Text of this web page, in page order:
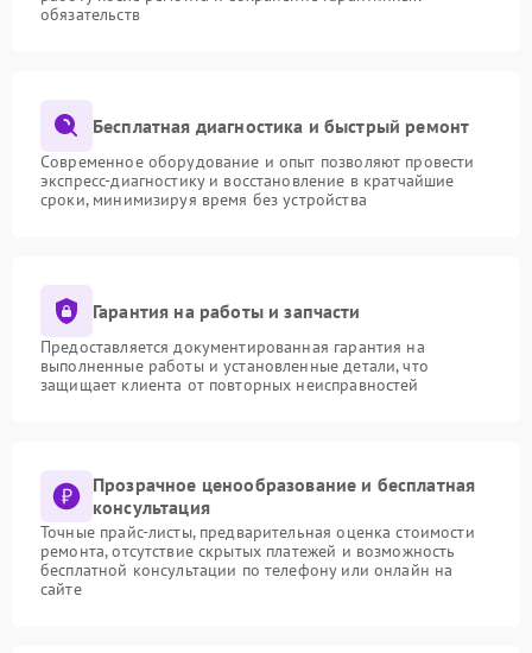
обязательств
Бесплатная диагностика и быстрый ремонт
Современное оборудование и опыт позволяют провести
экспресс-диагностику и восстановление в кратчайшие
сроки, минимизируя время без устройства
Гарантия на работы и запчасти
Предоставляется документированная гарантия на
выполненные работы и установленные детали, что
защищает клиента от повторных неисправностей
Прозрачное ценообразование и бесплатная
консультация
Точные прайс-листы, предварительная оценка стоимости
ремонта, отсутствие скрытых платежей и возможность
бесплатной консультации по телефону или онлайн на
сайте